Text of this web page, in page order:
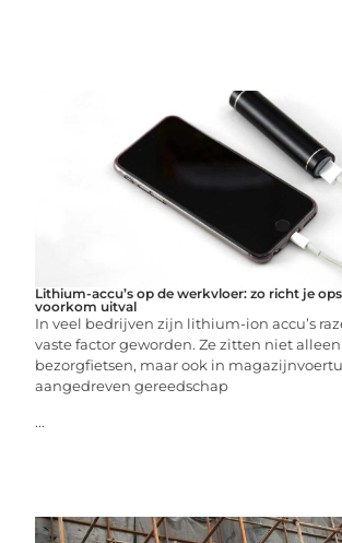
Lithium-accu’s op de werkvloer: zo richt je
voorkom uitval
In veel bedrijven zijn lithium-ion accu’s
vaste factor geworden. Ze zitten niet
bezorgfietsen, maar ook in
aangedreven gereedschap
...